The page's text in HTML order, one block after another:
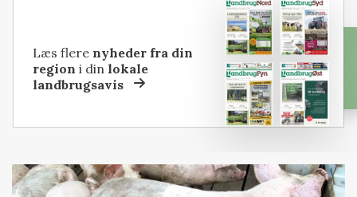
Læs flere nyheder fra din
region i dinlokale
landbrugsavis